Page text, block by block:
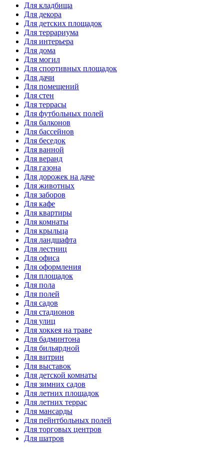
Для кладбища
Для декора
Для детских площадок
Для террариума
Для интерьера
Для дома
Для могил
Для спортивных площадок
Для дачи
Для помещений
Для стен
Для террасы
Для футбольных полей
Для балконов
Для бассейнов
Для беседок
Для ванной
Для веранд
Для газона
Для дорожек на даче
Для животных
Для заборов
Для кафе
Для квартиры
Для комнаты
Для крыльца
Для ландшафта
Для лестниц
Для офиса
Для оформления
Для площадок
Для пола
Для полей
Для садов
Для стадионов
Для улиц
Для хоккея на траве
Для бадминтона
Для бильярдной
Для витрин
Для выставок
Для детской комнаты
Для зимних садов
Для летних площадок
Для летних террас
Для мансарды
Для пейнтбольных полей
Для торговых центров
Для шатров